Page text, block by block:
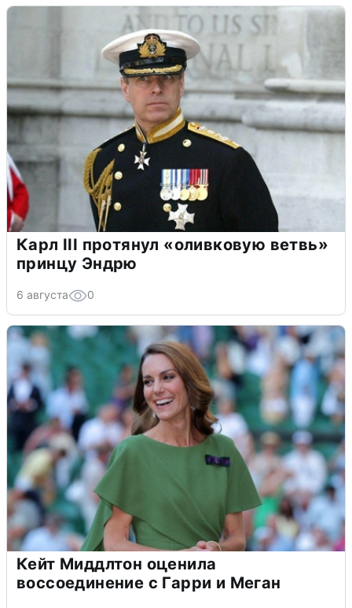
Карл III протянул «оливковую ветвь»
принцу Эндрю
6 августа 0
Кейт Миддлтон оценила
воссоединение с Гарри и Меган